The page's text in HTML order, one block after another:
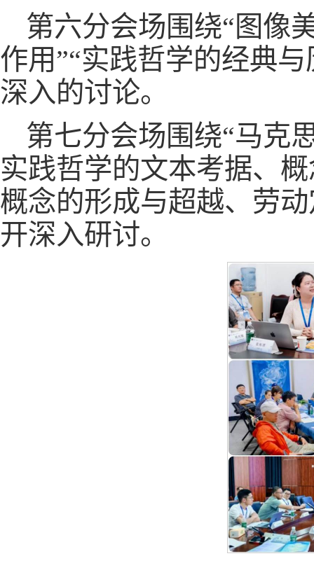
第六分会场围绕“图像
作用”“实践哲学的经典
深入的讨论。
第七分会场围绕“马克
实践哲学的文本考据、
概念的形成与超越、劳
开深入研讨。